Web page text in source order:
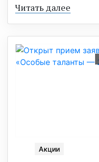
Читать далее
Акции